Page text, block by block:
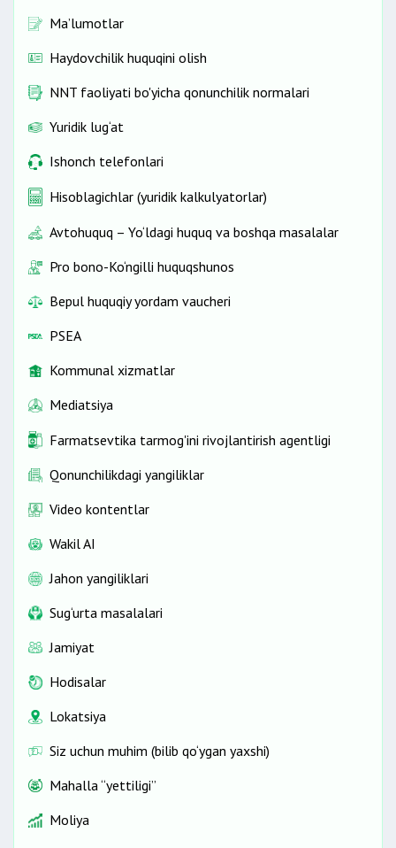
Ma’lumotlar
Haydovchilik huquqini olish
NNT faoliyati bo'yicha qonunchilik normalari
Yuridik lug‘at
Ishonch telefonlari
Hisoblagichlar (yuridik kalkulyatorlar)
Avtohuquq – Yo‘ldagi huquq va boshqa masalalar
Pro bono-Ko‘ngilli huquqshunos
Bepul huquqiy yordam vaucheri
PSEA
Kommunal xizmatlar
Mediatsiya
Farmatsevtika tarmog'ini rivojlantirish agentligi
Qonunchilikdagi yangiliklar
Video kontentlar
Wakil AI
Jahon yangiliklari
Sug‘urta masalalari
Jamiyat
Hodisalar
Lokatsiya
Siz uchun muhim (bilib qo‘ygan yaxshi)
Mahalla “yettiligi”
Moliya